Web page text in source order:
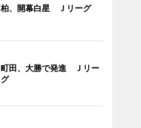
柏、開幕白星 Ｊリーグ
町田、大勝で発進 Ｊリー
グ